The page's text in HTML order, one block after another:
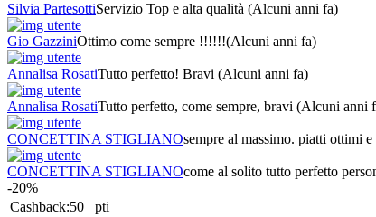
Silvia PartesottiServizio Top e alta qualità (Alcuni anni fa)
Gio GazziniOttimo come sempre !!!!!!(Alcuni anni fa)
Annalisa RosatiTutto perfetto! Bravi (Alcuni anni fa)
Annalisa RosatiTutto perfetto, come sempre, bravi (Alcuni anni
CONCETTINA STIGLIANOsempre al massimo. piatti ottimi
CONCETTINA STIGLIANOcome al solito tutto perfetto
-20%
Cashback:50
pti